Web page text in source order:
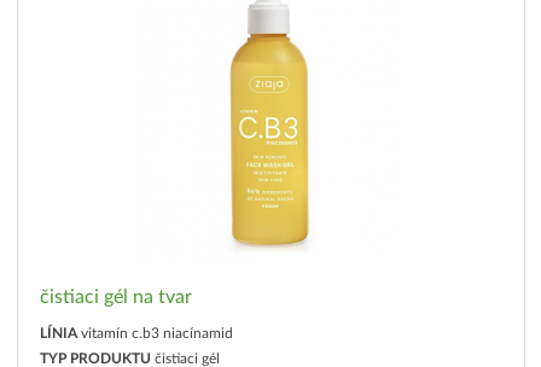
čistiaci gél na tvar
LÍNIA vitamín c.b3 niacínamid
TYP PRODUKTU čistiaci gél